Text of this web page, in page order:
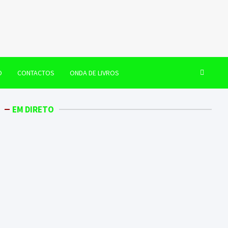
CONTACTOS ONDA DE LIVROS
EM DIRETO